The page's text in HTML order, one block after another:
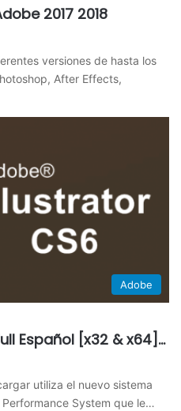
2017 2018
versiones de hasta los
After Effects,
Adobe
Español [x32 & x64]…
utiliza el nuevo sistema
System que le…